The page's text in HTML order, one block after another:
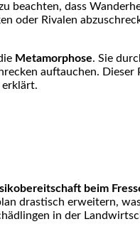
beachten, dass
oder Rivalen
Metamorphose. Sie
auftauchen.
beim
drastisch⁤ erweitern,
in der